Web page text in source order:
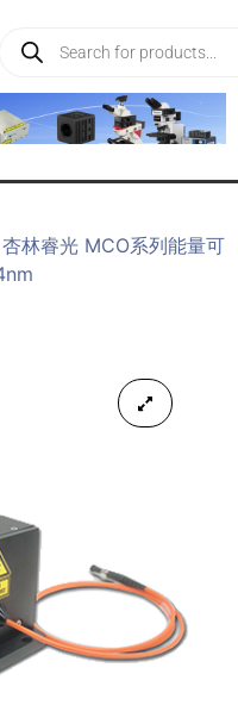
林睿光 MCO系列能量可